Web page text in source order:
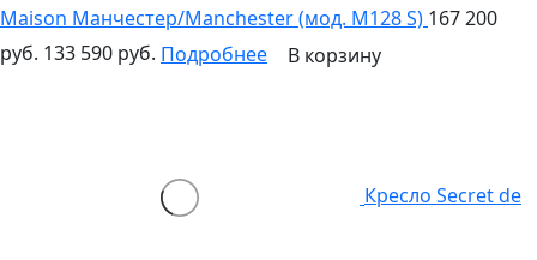
Maison Манчестер/Manchester (мод. M128 S) 167 200
руб. 133 590 руб. Подробнее В корзину
Кресло Secret de